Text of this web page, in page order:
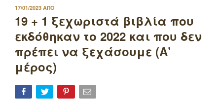
ΔΗΜΟΣΙΕΥΤΗΚΕ
ΣΤΙΣ
17/01/2023 ΑΠΟ
19 + 1 ξεχωριστά βιβλία που
εκδόθηκαν το 2022 και που δεν
πρέπει να ξεχάσουμε (Α’
μέρος)